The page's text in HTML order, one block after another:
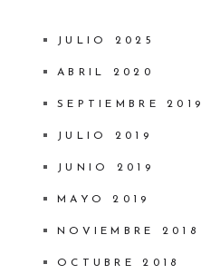
JULIO 2025
ABRIL 2020
SEPTIEMBRE 2019
JULIO 2019
JUNIO 2019
MAYO 2019
NOVIEMBRE 2018
OCTUBRE 2018